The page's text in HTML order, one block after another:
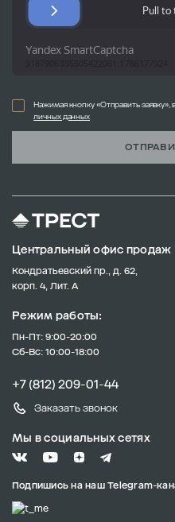
Нажимая кнопку «Отправить заявку»,
личных данных
Центральный офис продаж
Кондратьевский пр., д. 62,
корп. 4, Лит. А
Режим работы:
Пн-Пт: 9:00-20:00
Сб-Вс: 10:00-18:00
+7 (812) 209-01-44
Заказать звонок
Мы в социальных сетях
Подпишись на наш Telegram-